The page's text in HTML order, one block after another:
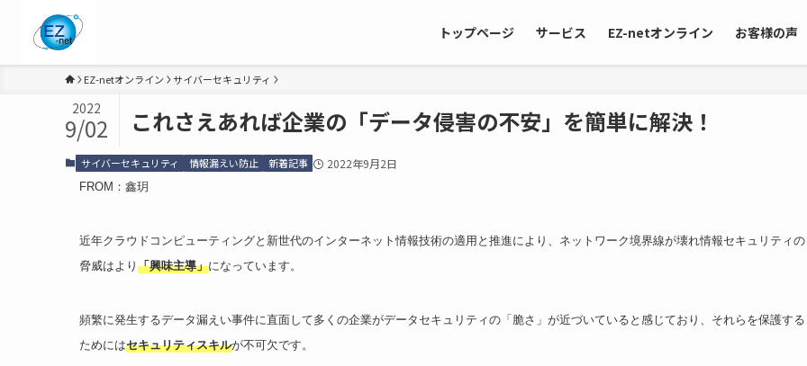
トップページ サービス EZ-netオンライン お客様の声
EZ-netオンライン サイバーセキュリティ
これさえあれば企業の「データ侵害の不安」を簡単に解決！
2022
9/02
サイバーセキュリティ 情報漏えい防止 新着記事 2022年9月2日
FROM：鑫玥
近年クラウドコンピューティングと新世代のインターネット情報技術の適用と推進により、ネットワーク境界線が壊れ情報セキュリティの
脅威はより 「興味主導」になっています。
頻繁に発生するデータ漏えい事件に直面して多くの企業がデータセキュリティの「脆さ」が近づいていると感じており、それらを保護する
ためにはセキュリティスキルが不可欠です。